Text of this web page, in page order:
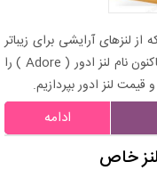
لنزهای آرایشی برای زیباتر
شدن چشم‌های خود استفاده می‌کنید، مطمینا تاکنون نام لنز ادور ( Adore ) را
لنز ادور بپردازیم.
ادامه
خاص